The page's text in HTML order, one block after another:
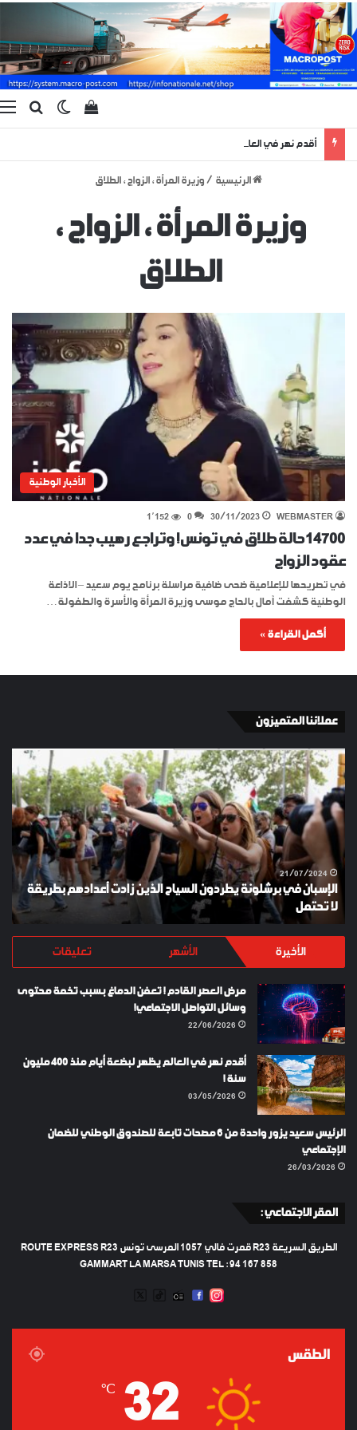
بحثالوضع
إستعراض سلة
أقدم نهر في العالم يظهر لبضعة أيام منذ 400 مليون سنة !
الرئيسية / وزيرة المرأة ، الزواج ، الطلاق
وزيرة المرأة ، الزواج ،
الطلاق
الأخبار الوطنية
WEBMASTER
30/11/2023
0 1٬152
14700 حالة طلاق في تونس! وتراجع رهيب جدا في عدد
عقود الزواج
في تصريحها للإعلامية ضحى ضافية مراسلة برنامج يوم سعيد – الاذاعة
الوطنية كشفت آمال بالحاج موسى وزيرة المرأة والأسرة والطفولة…
أكمل القراءة »
عملائنا المتميزون
الإسبان
في
برشلونة
يطردون
السياح
الذين
زادت
أعدادهم
بطريقة
تحتمل
21/07/2024
الإسبان في برشلونة يطردون السياح الذين زادت أعدادهم بطريقة
لا تحتمل
الأخيرة الأشهر تعليقات
مرض العصر القادم ! تعفن الدماغ بسبب تخمة محتوى
وسائل التواصل الاجتماعي!
22/06/2026
أقدم نهر في العالم يظهر لبضعة أيام منذ 400 مليون
سنة !
03/05/2026
الرئيس سعيد يزور واحدة من 6 مصحات تابعة للصندوق الوطني للضمان
الإجتماعي
26/03/2026
المقر الاجتماعي :
الطريق السريعة R23 قمرت فالي 1057 المرسى تونس ROUTE EXPRESS R23
GAMMART LA MARSA TUNIS TEL : 94 167 858
INSTAGRAM
FACEBOOK
RADIO
TIKTOK
الطقس
32
℃